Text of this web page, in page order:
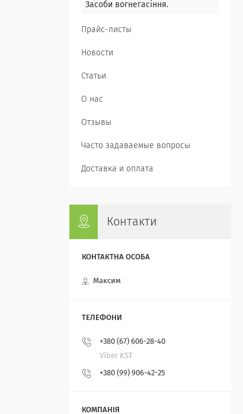
Засоби вогнегасіння.
Прайс-листы
Новости
Статьи
О нас
Отзывы
Часто задаваемые вопросы
Доставка и оплата
Контакти
Максим
+380 (67) 606-28-40
Viber KST
+380 (99) 906-42-25